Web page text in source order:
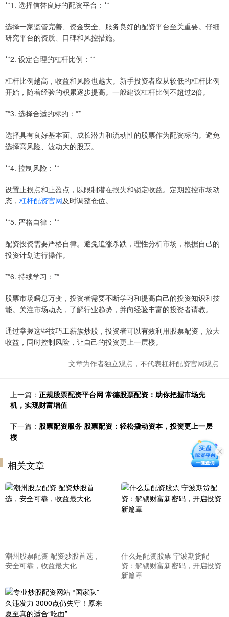
**1. 选择信誉良好的配资平台：**
选择一家监管完善、资金安全、服务良好的配资平台至关重要。仔细
研究平台的资质、口碑和风控措施。
**2. 设定合理的杠杆比例：**
杠杆比例越高，收益和风险也越大。新手投资者应从较低的杠杆比例
开始，随着经验的积累逐步提高。一般建议杠杆比例不超过2倍。
**3. 选择合适的标的：**
选择具有良好基本面、成长潜力和流动性的股票作为配资标的。避免
选择高风险、波动大的股票。
**4. 控制风险：**
设置止损点和止盈点，以限制潜在损失和锁定收益。定期监控市场动
态， 杠杆配资官网及时调整仓位。
**5. 严格自律：**
配资投资需要严格自律。避免追涨杀跌，理性分析市场，根据自己的
投资计划进行操作。
**6. 持续学习：**
股票市场瞬息万变，投资者需要不断学习和提高自己的投资知识和技
能。关注市场动态，了解行业趋势，并向经验丰富的投资者请教。
通过掌握这些技巧工薪族炒股，投资者可以有效利用股票配资，放大
收益，同时控制风险，让自己的投资更上一层楼。
文章为作者独立观点，不代表杠杆配资官网观点
上一篇： 正规股票配资平台网 常德股票配资：助你把握市场先
机，实现财富增值
下一篇： 股票配资服务 股票配资：轻松撬动资本，投资更上一层
楼
相关文章
潮州股票配资 配资炒股首选，
安全可靠，收益最大化
什么是配资股票 宁波期货配
资：解锁财富新密码，开启投资
新篇章